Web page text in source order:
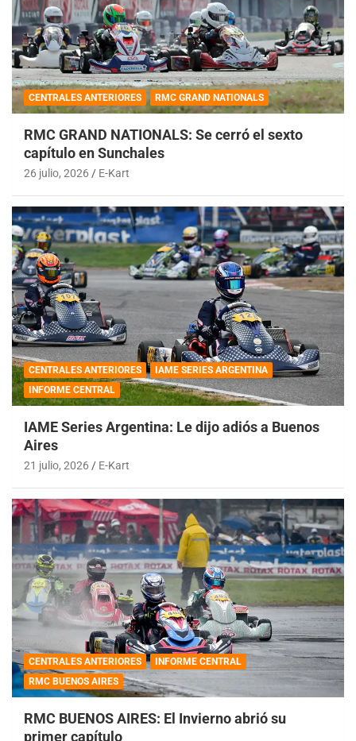
CENTRALES ANTERIORES RMC GRAND NATIONALS
RMC GRAND NATIONALS: Se cerró el sexto
capítulo en Sunchales
26 julio, 2026 E-Kart
CENTRALES ANTERIORES
IAME SERIES ARGENTINA
INFORME CENTRAL
IAME Series Argentina: Le dijo adiós a Buenos
Aires
21 julio, 2026 E-Kart
CENTRALES ANTERIORES
INFORME CENTRAL
RMC BUENOS AIRES
RMC BUENOS AIRES: El Invierno abrió su
primer capítulo